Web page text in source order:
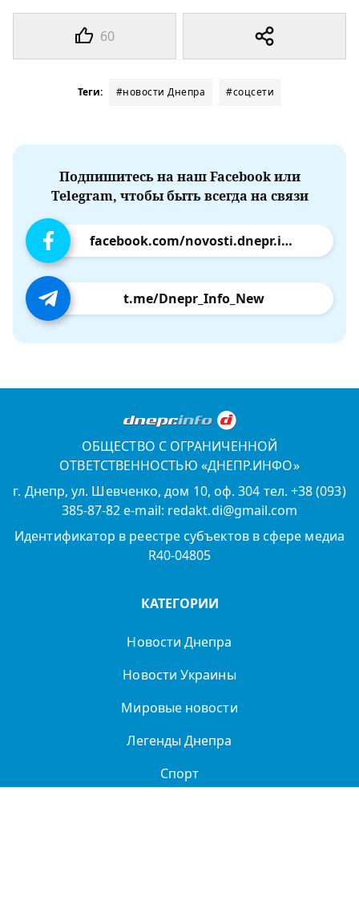
60
Теги: #новости Днепра #соцсети
Подпишитесь на наш Facebook или
Telegram, чтобы быть всегда на связи
facebook.com/novosti.dnepr.info
t.me/Dnepr_Info_New
ОБЩЕСТВО С ОГРАНИЧЕННОЙ
ОТВЕТСТВЕННОСТЬЮ «ДНЕПР.ИНФО»
г. Днепр, ул. Шевченко, дом 10, оф. 304 тел. +38 (093)
385-87-82 e-mail: redakt.di@gmail.com
Идентификатор в реестре субъектов в сфере медиа
R40-04805
КАТЕГОРИИ
Новости Днепра
Новости Украины
Мировые новости
Легенды Днепра
Спорт